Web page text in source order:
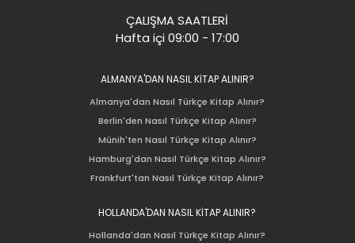
ÇALIŞMA SAATLERİ
Hafta içi 09:00 - 17:00
ALMANYA'DAN NASIL KİTAP ALINIR?
Almanya'dan Nasıl Türkçe Kitap Alınır?
Berlin'den Nasıl Türkçe Kitap Alınır?
Münih'ten Nasıl Türkçe Kitap Alınır?
Hamburg'dan Nasıl Türkçe Kitap Alınır?
Frankfurt'tan Nasıl Türkçe Kitap Alınır?
HOLLANDA'DAN NASIL KİTAP ALINIR?
Hollanda'dan Nasıl Türkçe Kitap Alınır?